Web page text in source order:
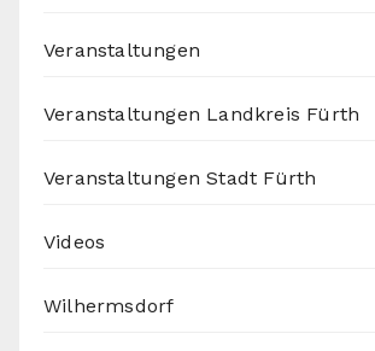
Veranstaltungen
Veranstaltungen Landkreis Fürth
Veranstaltungen Stadt Fürth
Videos
Wilhermsdorf